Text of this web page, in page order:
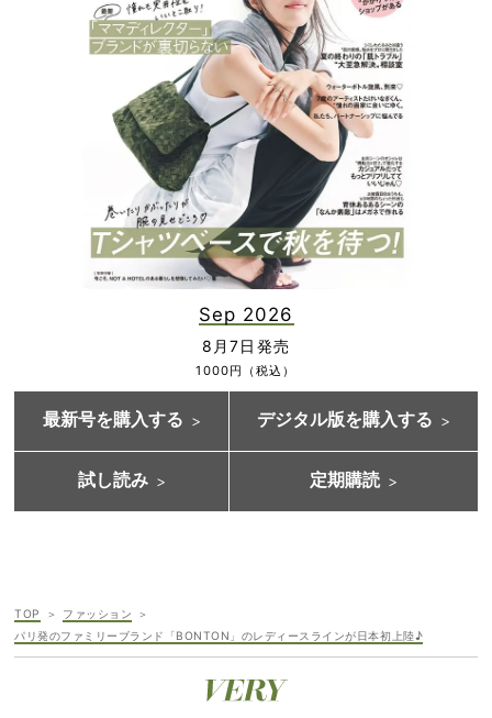
Sep 2026
8月7日発売
1000円（税込）
最新号を購入する デジタル版を購入する
試し読み 定期購読
TOP
ファッション
パリ発のファミリーブランド「BONTON」のレディースラインが日本初上陸♪